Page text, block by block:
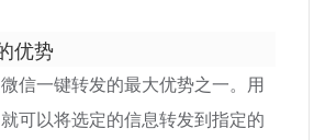
优势
信一键转发的最大优势之一。用
可以将选定的信息转发到指定的